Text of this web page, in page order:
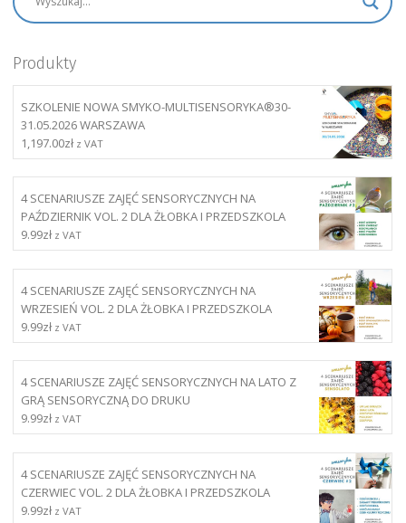
Produkty
SZKOLENIE NOWA SMYKO-MULTISENSORYKA®30-
31.05.2026 WARSZAWA
1,197.00zł z VAT
4 SCENARIUSZE ZAJĘĆ SENSORYCZNYCH NA
PAŹDZIERNIK VOL. 2 DLA ŻŁOBKA I PRZEDSZKOLA
9.99zł z VAT
4 SCENARIUSZE ZAJĘĆ SENSORYCZNYCH NA
WRZESIEŃ VOL. 2 DLA ŻŁOBKA I PRZEDSZKOLA
9.99zł z VAT
4 SCENARIUSZE ZAJĘĆ SENSORYCZNYCH NA LATO Z
GRĄ SENSORYCZNĄ DO DRUKU
9.99zł z VAT
4 SCENARIUSZE ZAJĘĆ SENSORYCZNYCH NA
CZERWIEC VOL. 2 DLA ŻŁOBKA I PRZEDSZKOLA
9.99zł z VAT